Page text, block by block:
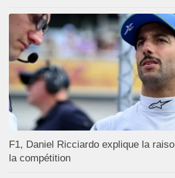
F1, Daniel Ricciardo explique la
la compétition